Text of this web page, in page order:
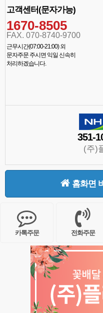
고객센터(문자가능)
1670-8505
FAX. 070-8740-9700
근무시간(07:00-21:00) 외
문자주문 주시면 익일 신속히
처리하겠습니다.
351-
(주)
홈화면
카톡주문 전화주문